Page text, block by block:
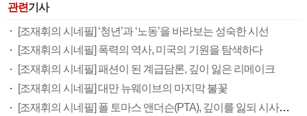
관련기사
[조재휘의 시네필] ‘청년’과 ‘노동’을 바라보는 성숙한 시선
[조재휘의 시네필] 폭력의 역사, 미국의 기원을 탐색하다
[조재휘의 시네필] 패션이 된 계급담론, 깊이 잃은 리메이크
[조재휘의 시네필] 대만 뉴웨이브의 마지막 불꽃
[조재휘의 시네필] 폴 토마스 앤더슨(PTA), 깊이를 잃되 시사성을 얻다